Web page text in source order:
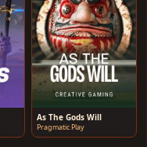
As The Gods Will
Pragmatic Play